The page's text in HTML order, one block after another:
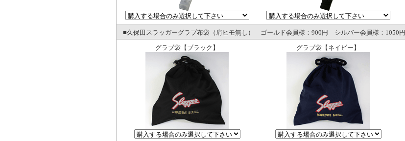
■久保田スラッガーグラブ布袋（肩ヒモ無し） ゴールド会員様：900円 シルバー会員様：1050円
グラブ袋【ブラック】 グラブ袋【ネイビー】